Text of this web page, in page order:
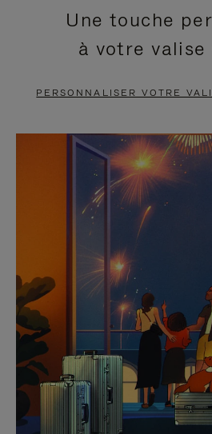
EN
PAUSE,
APPUYEZ
POUR
METTRE
PAUSE
VIDÉO
EST
CLIQUER
POUR
RÉACTIVER
LE
SON
Une touche
à votre valise
PERSONNALISER VOTRE